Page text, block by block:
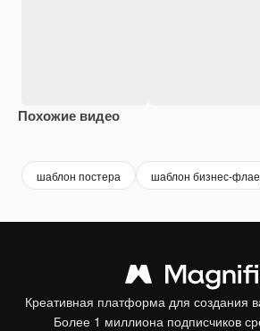
Похожие видео
шаблон постера шаблон бизнес-
Креативная платформа для создания
Более 1 миллиона подписчиков